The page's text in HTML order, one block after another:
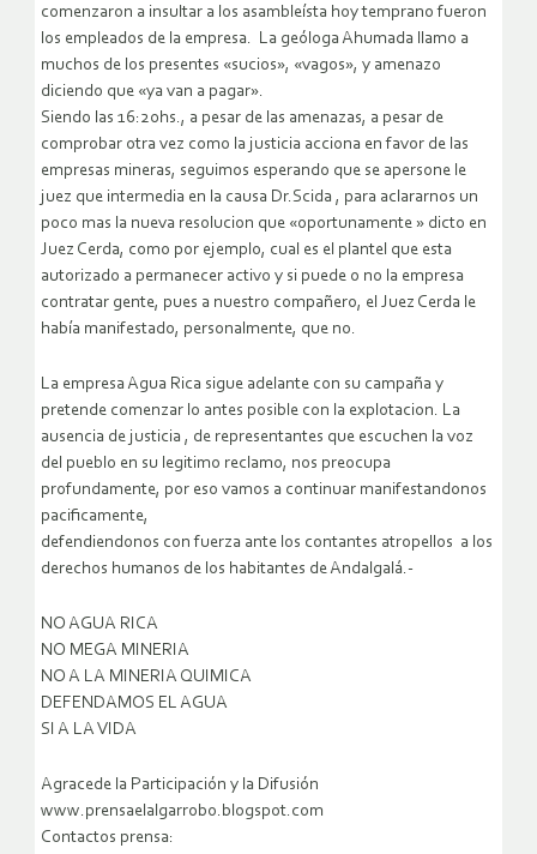
comenzaron a insultar a los asambleísta hoy temprano fueron
los empleados de la empresa. La geóloga Ahumada llamo a
muchos de los presentes «sucios», «vagos», y amenazo
diciendo que «ya van a pagar».
Siendo las 16:20hs., a pesar de las amenazas, a pesar de
comprobar otra vez como la justicia acciona en favor de las
empresas mineras, seguimos esperando que se apersone le
juez que intermedia en la causa Dr.Scida , para aclararnos un
poco mas la nueva resolucion que «oportunamente » dicto en
Juez Cerda, como por ejemplo, cual es el plantel que esta
autorizado a permanecer activo y si puede o no la empresa
contratar gente, pues a nuestro compañero, el Juez Cerda le
había manifestado, personalmente, que no.
La empresa Agua Rica sigue adelante con su campaña y
pretende comenzar lo antes posible con la explotacion. La
ausencia de justicia , de representantes que escuchen la voz
del pueblo en su legitimo reclamo, nos preocupa
profundamente, por eso vamos a continuar manifestandonos
pacificamente,
defendiendonos con fuerza ante los contantes atropellos a los
derechos humanos de los habitantes de Andalgalá.-
NO AGUA RICA
NO MEGA MINERIA
NO A LA MINERIA QUIMICA
DEFENDAMOS EL AGUA
SI A LA VIDA
Agracede la Participación y la Difusión
www.prensaelalgarrobo.blogspot.com
Contactos prensa: